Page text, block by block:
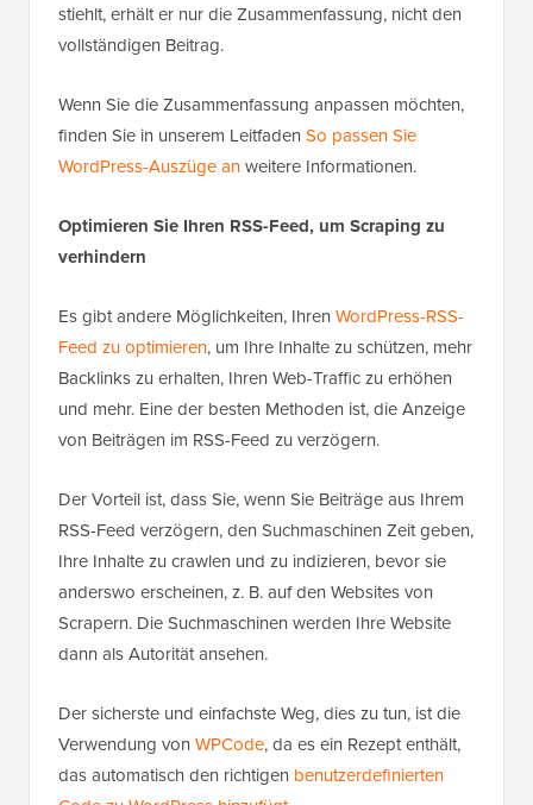
stiehlt, erhält er nur die Zusammenfassung, nicht den
vollständigen Beitrag.
Wenn Sie die Zusammenfassung anpassen möchten,
finden Sie in unserem Leitfaden So passen Sie
WordPress-Auszüge anweitere Informationen.
Optimieren Sie Ihren RSS-Feed, um Scraping zu
verhindern
Es gibt andere Möglichkeiten, Ihren WordPress-RSS-
Feed zu optimieren, um Ihre Inhalte zu schützen, mehr
Backlinks zu erhalten, Ihren Web-Traffic zu erhöhen
und mehr. Eine der besten Methoden ist, die Anzeige
von Beiträgen im RSS-Feed zu verzögern.
Der Vorteil ist, dass Sie, wenn Sie Beiträge aus Ihrem
RSS-Feed verzögern, den Suchmaschinen Zeit geben,
Ihre Inhalte zu crawlen und zu indizieren, bevor sie
anderswo erscheinen, z. B. auf den Websites von
Scrapern. Die Suchmaschinen werden Ihre Website
dann als Autorität ansehen.
Der sicherste und einfachste Weg, dies zu tun, ist die
Verwendung von WPCode, da es ein Rezept enthält,
das automatisch den richtigen benutzerdefinierten